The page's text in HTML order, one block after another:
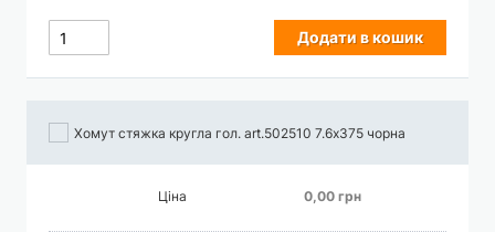
Додати в кошик
Хомут стяжка кругла гол. art.502510 7.6х375 чорна
Ціна 0,00 грн